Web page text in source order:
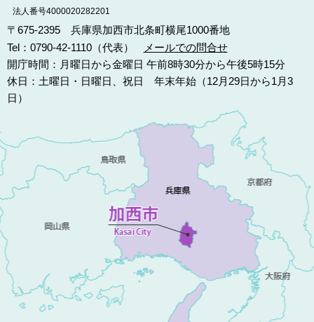
法人番号4000020282201
〒675-2395 兵庫県加西市北条町横尾1000番地
Tel：0790-42-1110（代表）
メールでの問合せ
開庁時間：月曜日から金曜日 午前8時30分から午後5時15分
休日：土曜日・日曜日、祝日 年末年始（12月29日から1月3
日）